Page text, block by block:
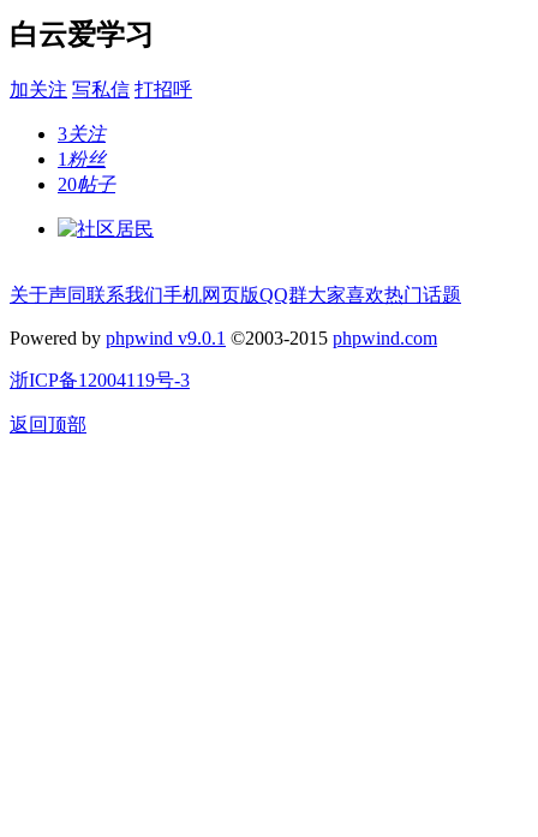
白云爱学习
加关注 写私信 打招呼
3关注
1 粉丝
20帖子
关于声同联系我们手机网页版QQ群大家喜欢热门话题
Powered by phpwind v9.0.1 ©2003-2015 phpwind.com
浙ICP备12004119号-3
返回顶部